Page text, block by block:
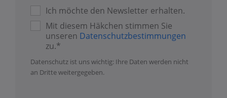
Ich möchte den Newsletter erhalten.
Mit diesem Häkchen stimmen Sie
unseren Datenschutzbestimmungen
zu.*
Datenschutz ist uns wichtig: Ihre Daten werden nicht
an Dritte weitergegeben.